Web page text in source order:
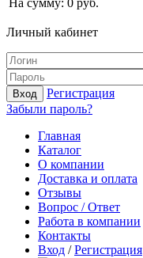
На сумму: 0 руб.
Личный кабинет
Вход
Регистрация
Забыли пароль?
Главная
Каталог
О компании
Доставка и оплата
Отзывы
Вопрос / Ответ
Работа в компании
Контакты
Вход /Регистрация